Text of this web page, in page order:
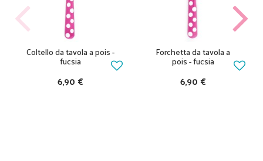
Coltello da tavola a pois -
fucsia
6,90 €
Forchetta da tavola a
pois - fucsia
6,90 €